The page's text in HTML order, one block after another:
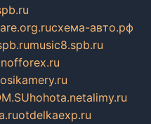
схема-авто.рф
music8.spb.ru
hohota.netalimy.ru
otdelkaexp.ru